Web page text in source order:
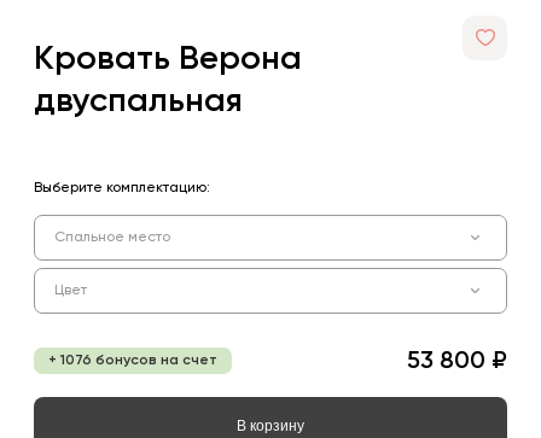
Кровать Верона
двуспальная
Выберите комплектацию:
Спальное место
Цвет
+ 1076 бонусов на счет 53 800 ₽
В корзину